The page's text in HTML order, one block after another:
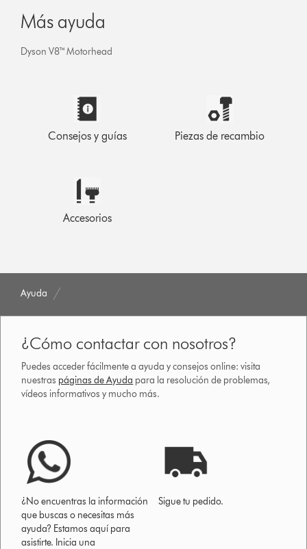
Más ayuda
Dyson V8™ Motorhead
Consejos y guías Piezas de recambio
Accesorios
Ayuda
¿Cómo contactar con nosotros?
Puedes acceder fácilmente a ayuda y consejos online: visita
nuestras páginas de Ayuda para la resolución de problemas,
vídeos informativos y mucho más.
¿No encuentras la información
que buscas o necesitas más
ayuda? Estamos aquí para
asistirte. Inicia una
Sigue tu pedido.